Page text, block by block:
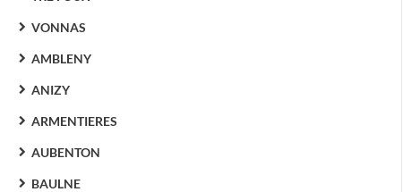
VONNAS
AMBLENY
ANIZY
ARMENTIERES
AUBENTON
BAULNE